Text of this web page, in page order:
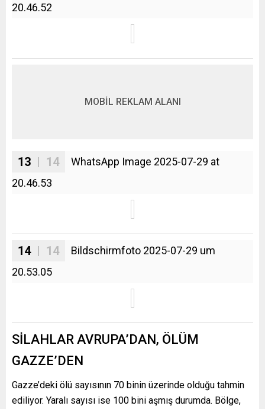
20.46.52
MOBİL REKLAM ALANI
13 | 14
WhatsApp Image 2025-07-29 at
20.46.53
14| 14
Bildschirmfoto 2025-07-29 um
20.53.05
SİLAHLAR AVRUPA’DAN, ÖLÜM
GAZZE’DEN
Gazze’deki ölü sayısının 70 binin üzerinde olduğu tahmin
ediliyor. Yaralı sayısı ise 100 bini aşmış durumda. Bölge,